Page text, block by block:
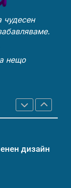
дизайн
от
за да се
чудесен
нещо
–
и
дизайн